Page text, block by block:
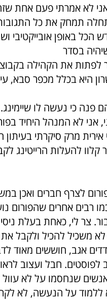
לא אמרתי פעם אחת
תמחק את כל
באופן אובייקטיבי
בסדר
לפתות את הקהילה
היא בכלל מכפר סבא,
פנה כי נעשה לו
אני לא המנהל היחיד
זה עיתונאית מזה 20 שנה. אני אירית מרק סיקרתי
להעלות הרייטינג
לצרף חברים ואכן
רבים אחרים שהפורום
צר לי, כאחת בעלת
משכיל להכיל ולקבל
אגב, חוששים מאוד
לפוסטים. חבל ועצוב
שנחסמו על לא עוול
ללמוד על הנעשה, לא